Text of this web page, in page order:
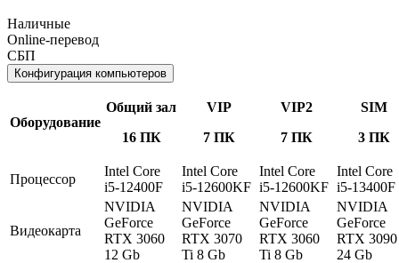
Наличные
Online-перевод
СБП
Конфигурация компьютеров
Оборудование
Общий зал
16 ПК
VIP
7 ПК
VIP2
7 ПК
SIM
3 ПК
Процессор
Intel Core
i5-12400F
Intel Core
i5-12600KF
Intel Core
i5-12600KF
Intel Core
i5-13400F
Видеокарта
NVIDIA
GeForce
RTX 3060
12 Gb
NVIDIA
GeForce
RTX 3070
Ti 8 Gb
NVIDIA
GeForce
RTX 3060
Ti 8 Gb
NVIDIA
GeForce
RTX 3090
24 Gb